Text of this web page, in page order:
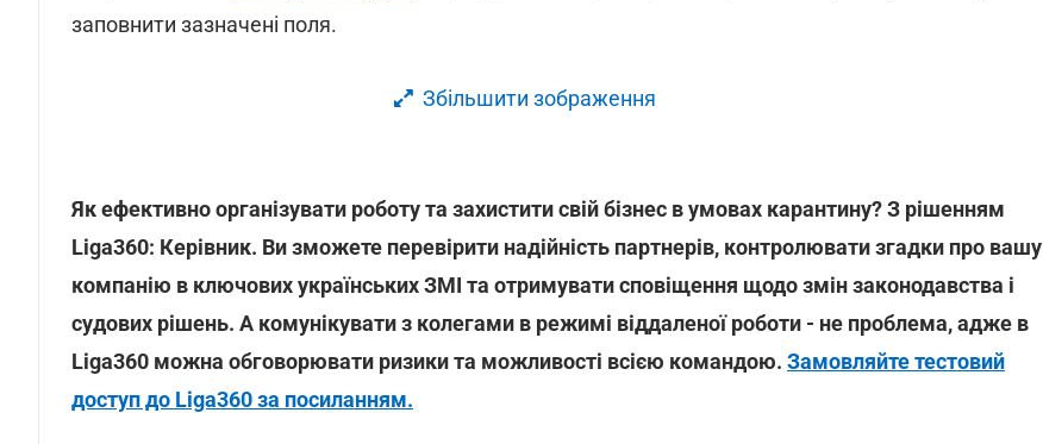
заповнити зазначені поля.
Збільшити зображення
Як ефективно організувати роботу та захистити свій бізнес в умовах карантину? З рішенням
Liga360: Керівник. Ви зможете перевірити надійність партнерів, контролювати згадки про вашу
компанію в ключових українських ЗМІ та отримувати сповіщення щодо змін законодавства і
судових рішень. А комунікувати з колегами в режимі віддаленої роботи - не проблема, адже в
Liga360 можна обговорювати ризики та можливості всією командою. Замовляйте тестовий
доступ до Liga360 за посиланням.